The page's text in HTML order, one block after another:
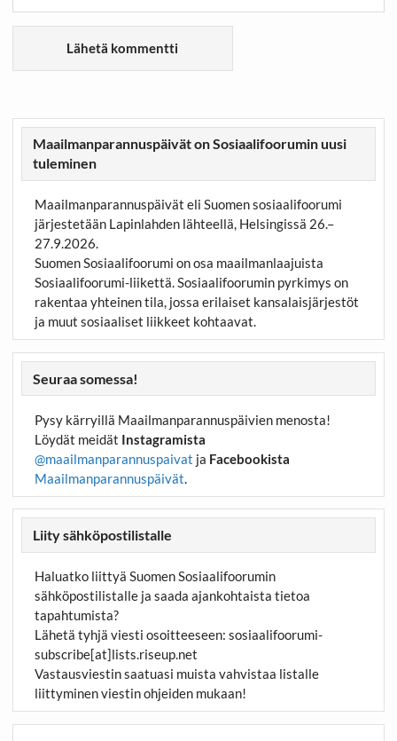
Maailmanparannuspäivät on Sosiaalifoorumin uusi
tuleminen
Maailmanparannuspäivät eli Suomen sosiaalifoorumi
järjestetään Lapinlahden lähteellä, Helsingissä 26.–
27.9.2026.
Suomen Sosiaalifoorumi on osa maailmanlaajuista
Sosiaalifoorumi-liikettä. Sosiaalifoorumin pyrkimys on
rakentaa yhteinen tila, jossa erilaiset kansalaisjärjestöt
ja muut sosiaaliset liikkeet kohtaavat.
Seuraa somessa!
Pysy kärryillä Maailmanparannuspäivien menosta!
Löydät meidät Instagramista
@maailmanparannuspaivat ja Facebookista
Maailmanparannuspäivät
Liity sähköpostilistalle
Haluatko liittyä Suomen Sosiaalifoorumin
sähköpostilistalle ja saada ajankohtaista tietoa
tapahtumista?
Lähetä tyhjä viesti osoitteeseen: sosiaalifoorumi-
subscribe[at]lists.riseup.net
Vastausviestin saatuasi muista vahvistaa listalle
liittyminen viestin ohjeiden mukaan!